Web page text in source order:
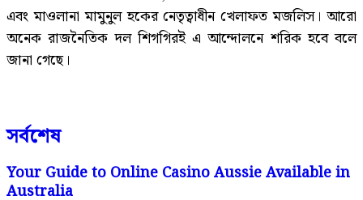
এবং মাওলানা মামুনুল হকের নেতৃত্বাধীন খেলাফত মজলিস। আরো
অনেক রাজনৈতিক দল শিগগিরই এ আন্দোলনে শরিক হবে বলে
জানা গেছে।
সর্বশেষ
Your Guide to Online Casino Aussie Available in
Australia